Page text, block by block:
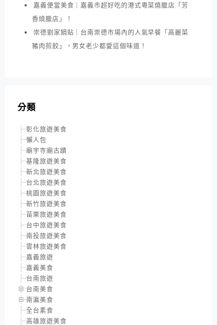
嘉義便當美食｜嘉義市超好吃的港式粵菜燒臘店「芳
香燒臘店」！
崇德劉家鍋貼｜台南崇德市場內的人氣早餐「高麗菜
豬肉煎餃」，男女老少都愛這個味道！
分類
彰化旅遊美食
懶人包
廟宇寺廟古蹟
基隆旅遊美食
新北旅遊美食
台北旅遊美食
桃園旅遊美食
新竹旅遊美食
苗栗旅遊美食
台中旅遊美食
南投旅遊美食
雲林旅遊美食
嘉義旅遊
嘉義美食
台南旅遊
台南美食
南瀛美食
全台素食
高雄旅遊美食